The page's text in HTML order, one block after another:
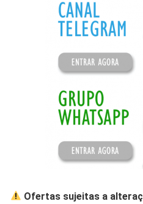
Ofertas sujeitas a